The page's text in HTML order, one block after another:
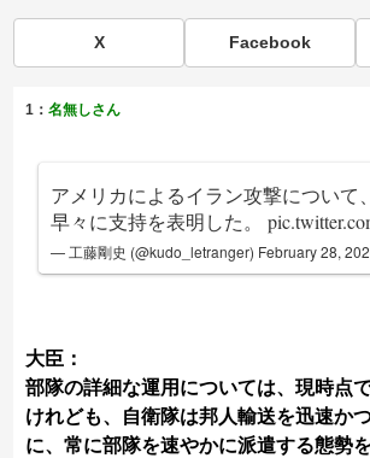
X Facebook
1：名無しさん
アメリカによるイラン攻撃について
早々に支持を表明した。
— 工藤剛史 (@kudo_letranger) February 28,
大臣：
部隊の詳細な運用については、現時点
けれども、自衛隊は邦人輸送を迅速か
に、常に部隊を速やかに派遣する態勢